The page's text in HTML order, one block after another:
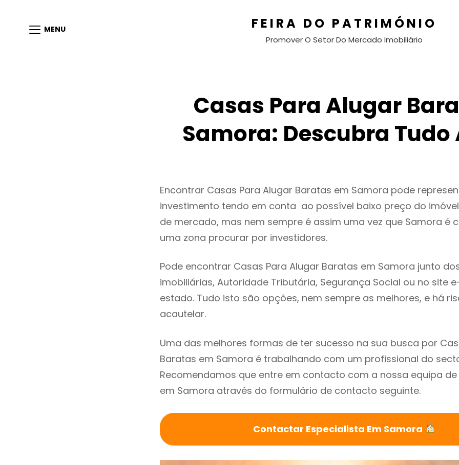
MENU FEIRA DO PATRIMÓNIO
Promover O Setor Do Mercado Imobiliário
Casas Para Alugar
Samora: Descubra Tudo
Encontrar Casas Para Alugar Baratas em Samora pode
investimento tendo em conta ao possível baixo preço do
de mercado, mas nem sempre é assim uma vez que Samora é
uma zona procurar por investidores.
Pode encontrar Casas Para Alugar Baratas em Samora junto
imobiliárias, Autoridade Tributária, Segurança Social ou no site
estado. Tudo isto são opções, nem sempre as melhores, e há
acautelar.
Uma das melhores formas de ter sucesso na sua busca por
Baratas em Samora é trabalhando com um profissional do
Recomendamos que entre em contacto com a nossa equipa
em Samora através do formulário de contacto seguinte.
Contactar Especialista Em Samora